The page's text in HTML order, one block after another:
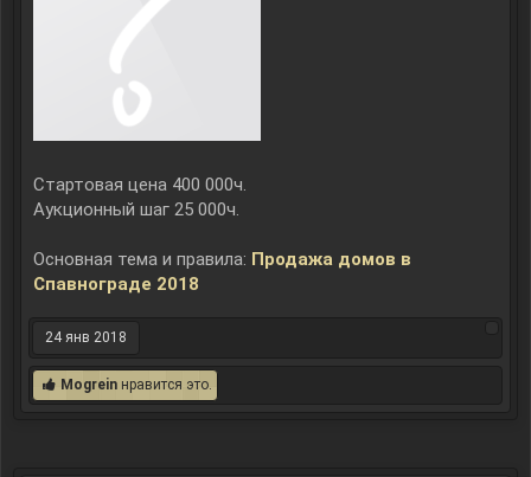
Стартовая цена 400 000ч.
Аукционный шаг 25 000ч.
Основная тема и правила: Продажа домов в
Спавнограде 2018
24 янв 2018
Mogrein нравится это.